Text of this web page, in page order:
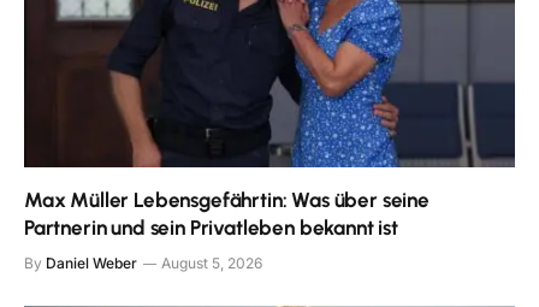
Max Müller Lebensgefährtin: Was über seine
Partnerin und sein Privatleben bekannt ist
By Daniel Weber August 5, 2026